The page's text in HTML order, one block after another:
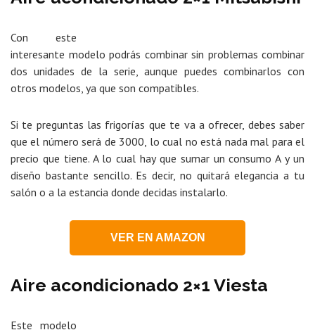
Con este
interesante modelo podrás combinar sin problemas combinar
dos unidades de la serie, aunque puedes combinarlos con
otros modelos, ya que son compatibles.
Si te preguntas las frigorías que te va a ofrecer, debes saber
que el número será de 3000, lo cual no está nada mal para el
precio que tiene. A lo cual hay que sumar un consumo A y un
diseño bastante sencillo. Es decir, no quitará elegancia a tu
salón o a la estancia donde decidas instalarlo.
VER EN AMAZON
Aire acondicionado 2×1 Viesta
Este modelo